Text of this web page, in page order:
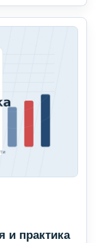
и практика